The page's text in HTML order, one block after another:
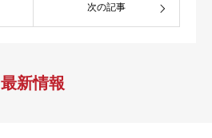
次の記事
最新情報